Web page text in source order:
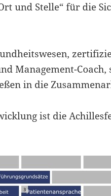
und Stelle“ für die
Management-Coach,
in die
ist die